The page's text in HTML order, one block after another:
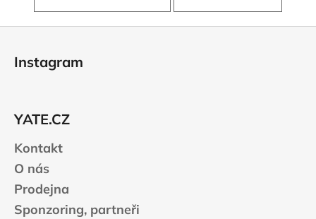
Instagram
YATE.CZ
Kontakt
O nás
Prodejna
Sponzoring, partneři